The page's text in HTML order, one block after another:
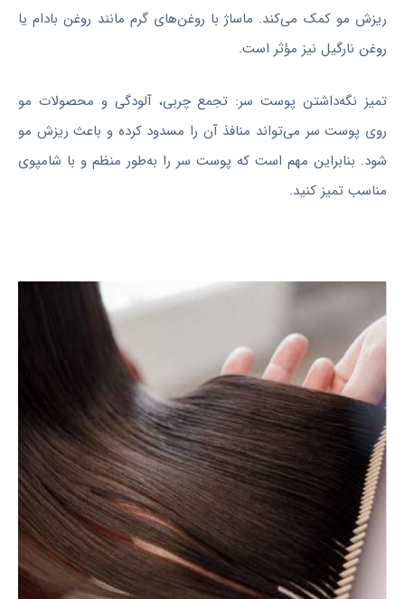
ریزش مو کمک می‌کند. ماساژ با روغن‌های گرم مانند روغن بادام یا
روغن نارگیل نیز مؤثر است.
تمیز نگه‌داشتن پوست سر: تجمع چربی، آلودگی و محصولات مو
روی پوست سر می‌تواند منافذ آن را مسدود کرده و باعث ریزش مو
شود. بنابراین مهم است که پوست سر را به‌طور منظم و با شامپوی
مناسب تمیز کنید.